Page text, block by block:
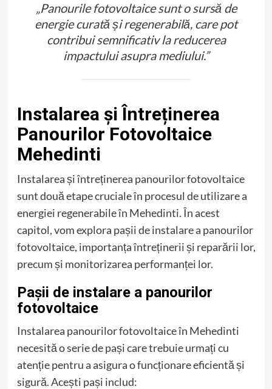
„Panourile fotovoltaice sunt o sursă de
energie curată și regenerabilă, care pot
contribui semnificativ la reducerea
impactului asupra mediului.”
Instalarea și Întreținerea
Panourilor Fotovoltaice
Mehedinti
Instalarea și întreținerea panourilor fotovoltaice
sunt două etape cruciale în procesul de utilizare a
energiei regenerabile în Mehedinti. În acest
capitol, vom explora pașii de instalare a panourilor
fotovoltaice, importanța întreținerii și reparării lor,
precum și monitorizarea performanței lor.
Pașii de instalare a panourilor
fotovoltaice
Instalarea panourilor fotovoltaice în Mehedinti
necesită o serie de pași care trebuie urmați cu
atenție pentru a asigura o funcționare eficientă și
sigură. Acești pași includ: